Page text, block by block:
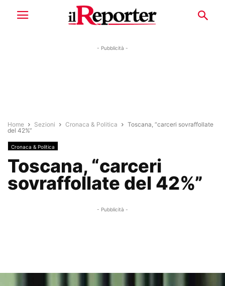
- Pubblicità -
Home Sezioni Cronaca & Politica
Toscana, “carceri sovraffollate
del 42%”
Cronaca & Politica
Toscana, “carceri
sovraffollate del 42%”
- Pubblicità -